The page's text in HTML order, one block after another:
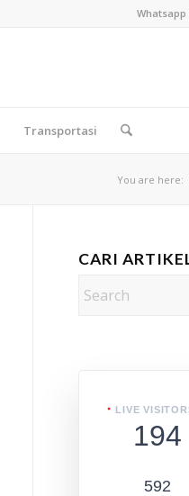
Whatsapp
Transportasi
You are here:
CARI
LIVE
194
592